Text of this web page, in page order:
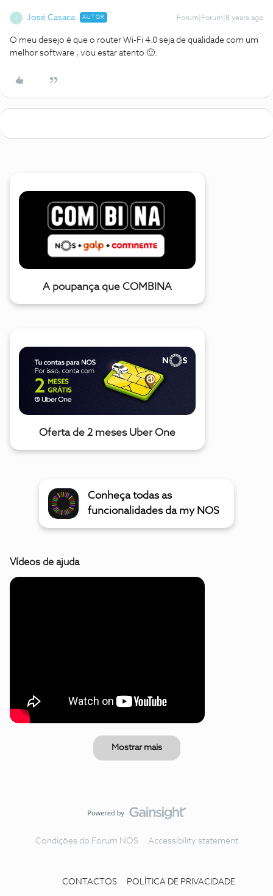
José Casaca AUTOR Forum|Forum|8 years ago
O meu desejo é que o router Wi-Fi 4.0 seja de qualidade com um
melhor software , vou estar atento 🙂.
A poupança que COMBINA
Oferta de 2 meses Uber One
Conheça todas as
funcionalidades da my NOS
Vídeos de ajuda
Mostrar mais
Condições do Fórum NOS Accessibility statement
CONTACTOS POLÍTICA DE PRIVACIDADE